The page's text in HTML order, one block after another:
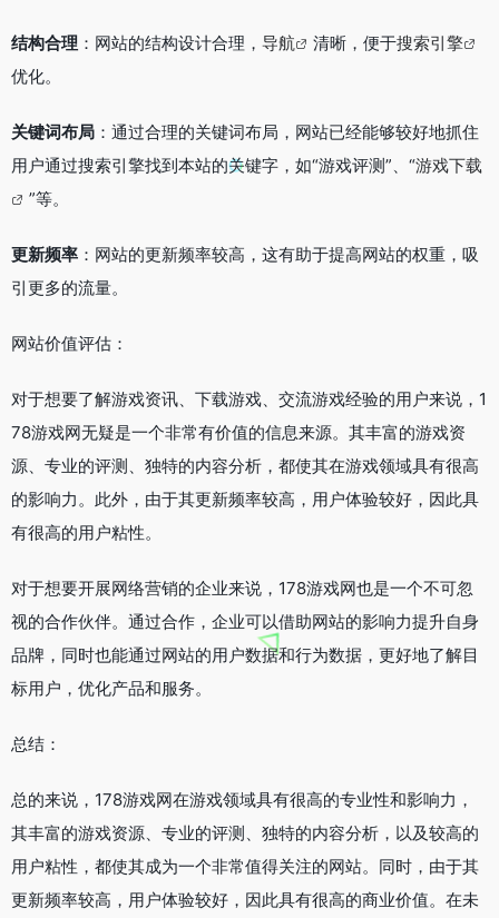
结构合理 ：网站的结构设计合理， 导航 清晰，便于搜索引擎
优化。
关键词布局 ：通过合理的关键词布局，网站已经能够较好地抓住
用户通过搜索引擎找到本站的关键字，如“游戏评测”、“游戏下载
”等。
更新频率 ：网站的更新频率较高，这有助于提高网站的权重，吸
引更多的流量。
网站价值评估：
对于想要了解游戏资讯、下载游戏、交流游戏经验的用户来说，1
78游戏网无疑是一个非常有价值的信息来源。其丰富的游戏资
源、专业的评测、独特的内容分析，都使其在游戏领域具有很高
的影响力。此外，由于其更新频率较高，用户体验较好，因此具
有很高的用户粘性。
对于想要开展网络营销的企业来说，178游戏网也是一个不可忽
视的合作伙伴。通过合作，企业可以借助网站的影响力提升自身
品牌，同时也能通过网站的用户数据和行为数据，更好地了解目
标用户，优化产品和服务。
总结：
总的来说，178游戏网在游戏领域具有很高的专业性和影响力，
其丰富的游戏资源、专业的评测、独特的内容分析，以及较高的
用户粘性，都使其成为一个非常值得关注的网站。同时，由于其
更新频率较高，用户体验较好，因此具有很高的商业价值。在未